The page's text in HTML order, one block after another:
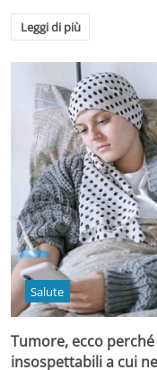
Leggi di più
Salute
Tumore, ecco
insospettabili a cui